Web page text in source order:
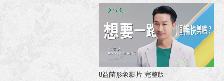
8益菌形象影片 完整版